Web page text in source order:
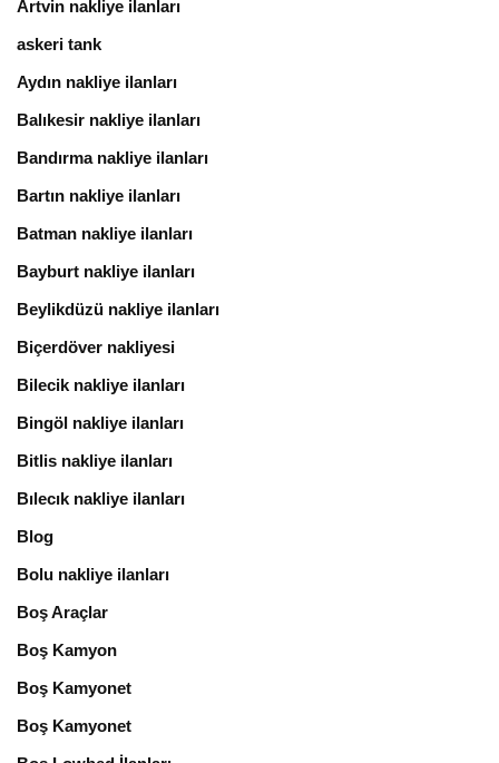
Artvin nakliye ilanları
askeri tank
Aydın nakliye ilanları
Balıkesir nakliye ilanları
Bandırma nakliye ilanları
Bartın nakliye ilanları
Batman nakliye ilanları
Bayburt nakliye ilanları
Beylikdüzü nakliye ilanları
Biçerdöver nakliyesi
Bilecik nakliye ilanları
Bingöl nakliye ilanları
Bitlis nakliye ilanları
Bılecık nakliye ilanları
Blog
Bolu nakliye ilanları
Boş Araçlar
Boş Kamyon
Boş Kamyonet
Boş Kamyonet